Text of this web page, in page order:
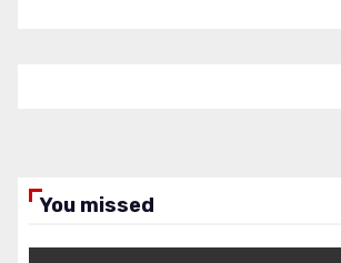
You missed